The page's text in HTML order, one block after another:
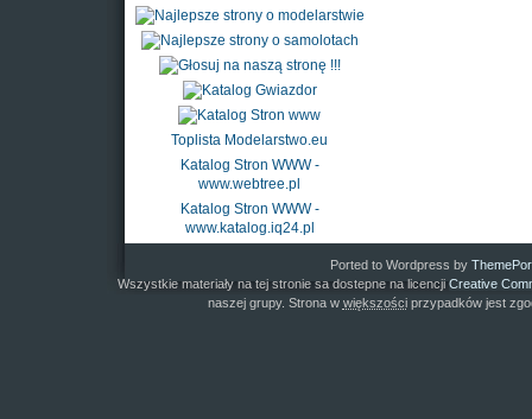
Toplista Modelarstwo.eu
Katalog Stron WWW -
www.webtree.pl
Katalog Stron WWW -
www.katalog.iq24.pl
Ported to Wordpress by
Wszystkie materiały na tej stronie sa dostepne na licencji Creative
naszej grupy. Strona w większościprzypadków jest